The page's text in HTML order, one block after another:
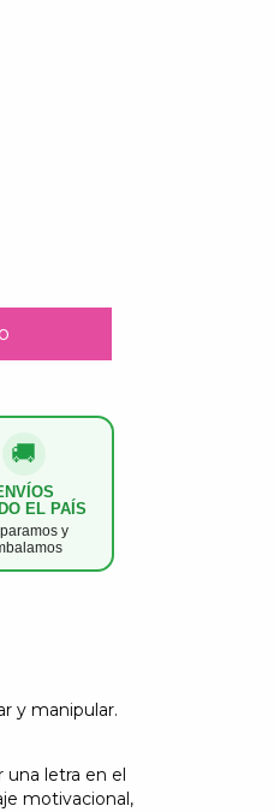
🚚
EL PAÍS
y
y manipular.
una letra en el
motivacional,